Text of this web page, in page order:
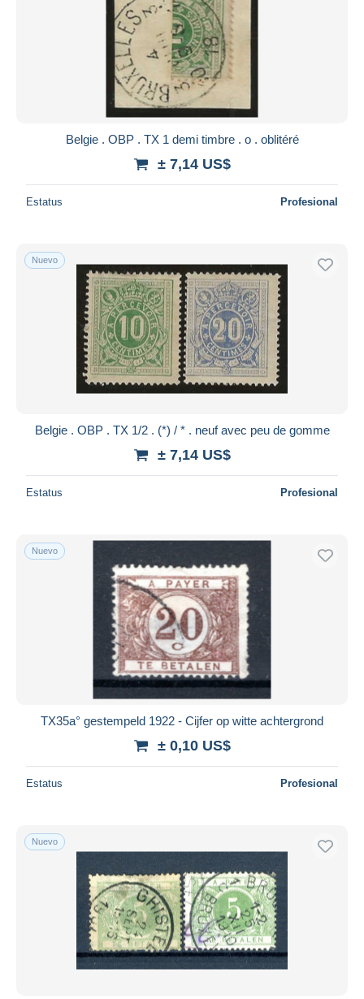
Aplicar
Belgie . OBP . TX 1 demi timbre . o . oblitéré
± 7,14 US$
Estatus Profesional
Nuevo
Belgie . OBP . TX 1/2 . (*) / * . neuf avec peu de gomme
± 7,14 US$
Estatus Profesional
Nuevo
TX35a° gestempeld 1922 - Cijfer op witte achtergrond
± 0,10 US$
Estatus Profesional
Nuevo